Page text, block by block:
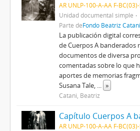
AR UNLP-100-A-AA F-
Unidad documental simple
Parte deFondo Beatriz Catani
La publicación digital
de Cuerpos A banderados
documentos de diversa
comentadas sobre lo que
aportes de memorias
Susana Tale, ... »
Catani, Beatriz
AR UNLP-100-A-AA F-